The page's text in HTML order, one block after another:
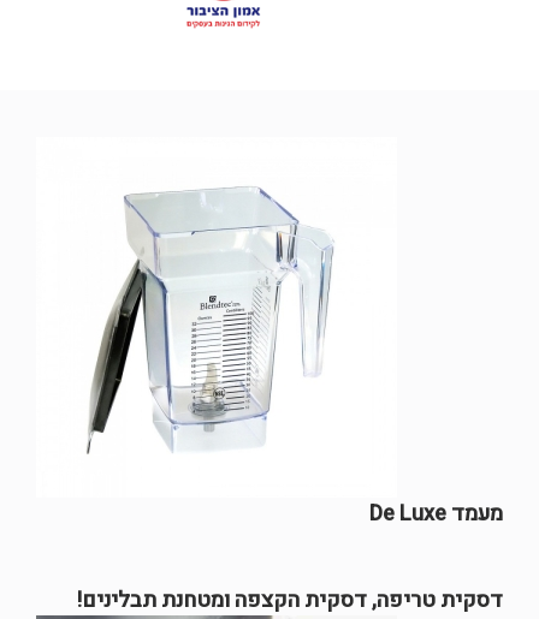
מעמד De Luxe
דסקית טריפה, דסקית הקצפה ומטחנת תבלינים!